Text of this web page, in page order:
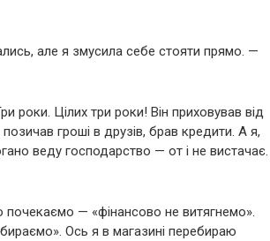
але я змусила себе стояти прямо. —
роки. Цілих три роки! Він приховував від
гроші в друзів, брав кредити. А я,
веду господарство — от і не вистачає.
— «фінансово не витягнемо».
Ось я в магазині перебираю